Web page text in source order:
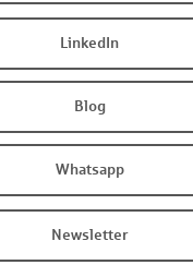
LinkedIn
Blog
Whatsapp
Newsletter